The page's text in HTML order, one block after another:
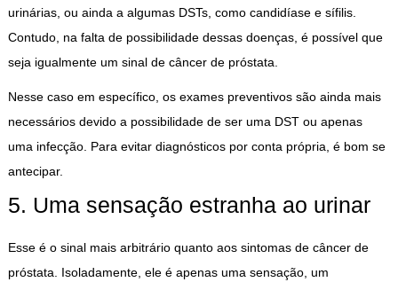
urinárias, ou ainda a algumas DSTs, como candidíase e sífilis.
Contudo, na falta de possibilidade dessas doenças, é possível que
seja igualmente um sinal de câncer de próstata.
Nesse caso em específico, os exames preventivos são ainda mais
necessários devido a possibilidade de ser uma DST ou apenas
uma infecção. Para evitar diagnósticos por conta própria, é bom se
antecipar.
5. Uma sensação estranha ao urinar
Esse é o sinal mais arbitrário quanto aos sintomas de câncer de
próstata. Isoladamente, ele é apenas uma sensação, um